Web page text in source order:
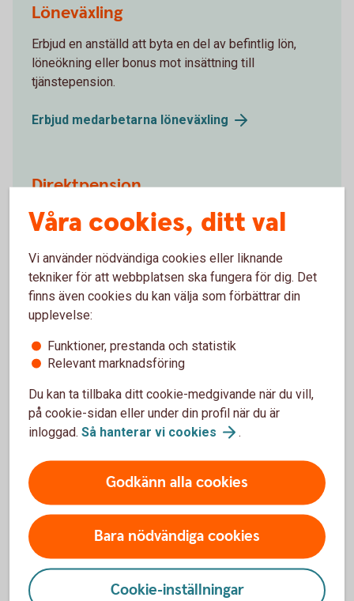
Löneväxling
Erbjud en anställd att byta en del av befintlig lön,
löneökning eller bonus mot insättning till
tjänstepension.
Erbjud medarbetarna löneväxling
Direktpension
Det finns möjlighet till flexibla pensionslösningar för
dig som ägare, där man använder
kapitalförsäkringens form. Till exempel när
avdragsutrymmet för pensionskostnader är fullt eller
som ett alternativ till en tjänstepension.
Företag med kollektivavtal
ägare och anställda.
Företag medkollektivavtal
Våra cookies, ditt val
Vi använder nödvändiga cookies eller liknande
tekniker för att webbplatsen ska fungera för dig. Det
finns även cookies du kan välja som förbättrar din
upplevelse:
Funktioner, prestanda och statistik
Relevant marknadsföring
Du kan ta tillbaka ditt cookie-medgivande när du vill,
på cookie-sidan eller under din profil när du är
inloggad. Så hanterar vi cookies .
Godkänn alla cookies
Bara nödvändiga cookies
Cookie-inställningar